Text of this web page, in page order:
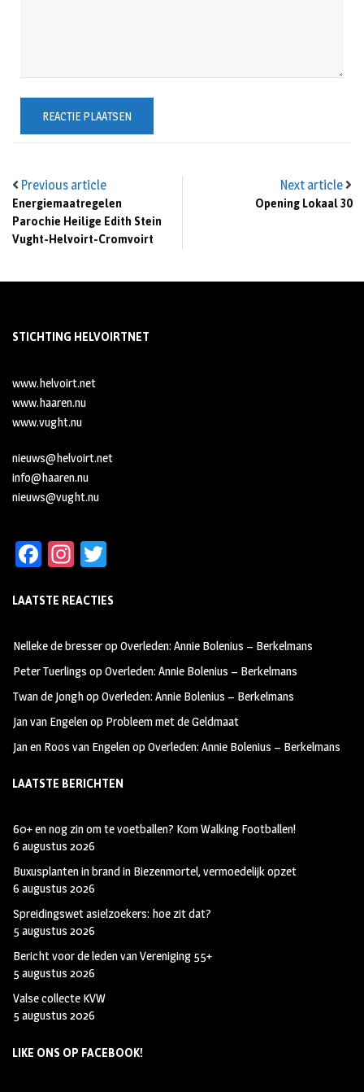
Previous article
Energiemaatregelen
Parochie Heilige Edith Stein
Vught-Helvoirt-Cromvoirt
Next article
Opening Lokaal 30
STICHTING HELVOIRTNET
www.helvoirt.net
www.haaren.nu
www.vught.nu
nieuws@helvoirt.net
info@haaren.nu
nieuws@vught.nu
Fa
b
oo
k
In
ag
m
tt
LAATSTE REACTIES
Nelleke de bresseropOverleden: Annie Bolenius – Berkelmans
Peter Tuerlings opOverleden: Annie Bolenius – Berkelmans
Twan de JonghopOverleden: Annie Bolenius – Berkelmans
Jan van Engelenop Probleem met de Geldmaat
Jan en Roos van EngelenopOverleden: Annie Bolenius – Berkelmans
LAATSTE BERICHTEN
60+ en nog zin om te voetballen? Kom Walking Footballen!
6 augustus 2026
Buxusplanten in brand in Biezenmortel, vermoedelijk opzet
6 augustus 2026
Spreidingswet asielzoekers: hoe zit dat?
5 augustus 2026
Bericht voor de leden van Vereniging 55+
5 augustus 2026
Valse collecte KVW
5 augustus 2026
LIKE ONS OP FACEBOOK!